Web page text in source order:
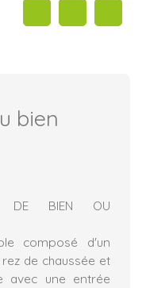
bien
DE BIEN OU
composé d'un
de chaussée et
avec une entrée